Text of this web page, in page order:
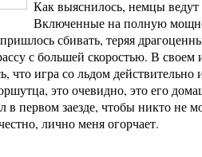
Как выяснилось, немцы
Включенные на полную
сбивать, теряя
с большей скоростью. В
что игра со льдом действительно
это очевидно, это его
в первом заезде, чтобы никто не
лично меня огорчает.